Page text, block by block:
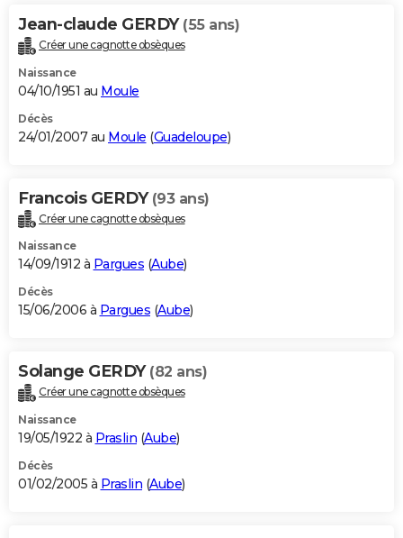
Jean-claude GERDY (55 ans)
Créer une cagnotte obsèques
Naissance
04/10/1951 au Moule
Décès
24/01/2007 au Moule (Guadeloupe)
Francois GERDY (93 ans)
Créer une cagnotte obsèques
Naissance
14/09/1912 à Pargues (Aube)
Décès
15/06/2006 à Pargues (Aube)
Solange GERDY (82 ans)
Créer une cagnotte obsèques
Naissance
19/05/1922 à Praslin (Aube)
Décès
01/02/2005 à Praslin (Aube)